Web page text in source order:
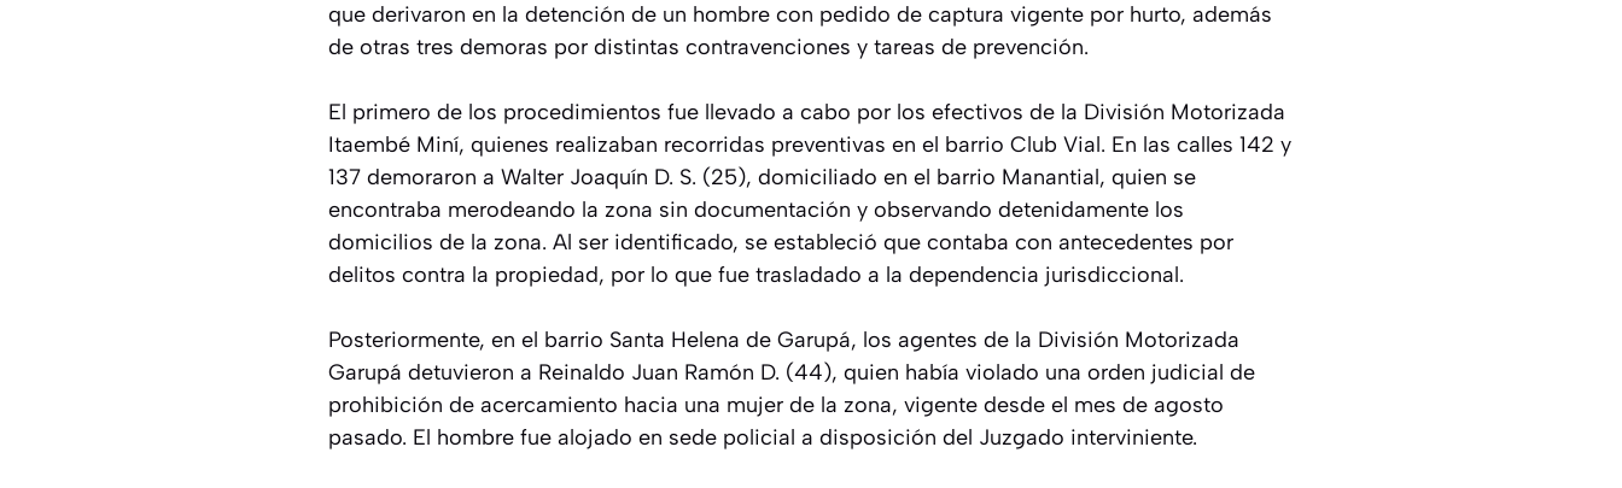
que derivaron en la detención de un hombre con pedido de captura vigente por hurto, además
de otras tres demoras por distintas contravenciones y tareas de prevención.
El primero de los procedimientos fue llevado a cabo por los efectivos de la División Motorizada
Itaembé Miní, quienes realizaban recorridas preventivas en el barrio Club Vial. En las calles 142 y
137 demoraron a Walter Joaquín D. S. (25), domiciliado en el barrio Manantial, quien se
encontraba merodeando la zona sin documentación y observando detenidamente los
domicilios de la zona. Al ser identificado, se estableció que contaba con antecedentes por
delitos contra la propiedad, por lo que fue trasladado a la dependencia jurisdiccional.
Posteriormente, en el barrio Santa Helena de Garupá, los agentes de la División Motorizada
Garupá detuvieron a Reinaldo Juan Ramón D. (44), quien había violado una orden judicial de
prohibición de acercamiento hacia una mujer de la zona, vigente desde el mes de agosto
pasado. El hombre fue alojado en sede policial a disposición del Juzgado interviniente.